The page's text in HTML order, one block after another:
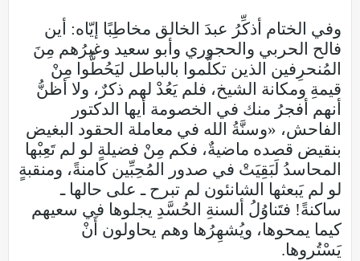
وفي الختام أذكِّرُ عبدَ الخالق مخاطِبًا إيّاه: أين
فالح الحربي والحجوري وأبو سعيد وغيرُهم مِنَ
المُنحرِفين الذين تكلَّموا بالباطل ليَحُطُّوا مِنْ
قيمةِ ومكانة الشيخ، فلم يَعُدْ لهم ذكرٌ، ولا أظنُّ
أنهم أفجرُ منك في الخصومة أيها الدكتور
الفاحش، «وسنَّةُ الله في معاملة الحقود البغيض
بنقيض قصده ماضيةٌ، فكم مِنْ فضيلةٍ لو لم تَعِبْها
المحاسدُ لَبَقِيَتْ في صدور المُحِبِّين كامنةً، ومنقبةٍ
لو لم يَبعثها الشانئون لم تبرح ـ على حالها ـ
ساكنةً! فتَناوُلُ ألسنةِ الحُسَّدِ يجلوها في سعيهم
كيما يمحوها، ويُشهِرُها وهم يحاولون أَنْ
يَسْتُروها.